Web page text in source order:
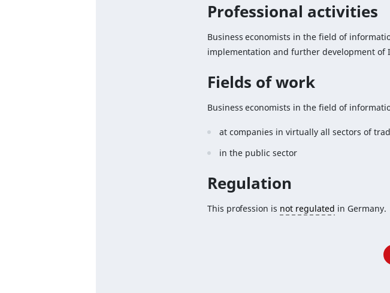
Professional activities
Business economists in the field of
implementation and further development of
Fields of work
Business economists in the field of
at companies in virtually all sectors of
in the public sector
Regulation
This profession is not regulated in Germany.